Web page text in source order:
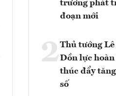
trương phát
đoạn mới
2Thủ tướng
Dồn lực
thúc đẩy
số